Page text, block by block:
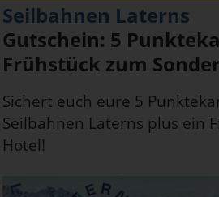
Seilbahnen Laterns
Gutschein: 5
Frühstück zum
Sichert euch eure 5
Seilbahnen Laterns plus ein
Hotel!